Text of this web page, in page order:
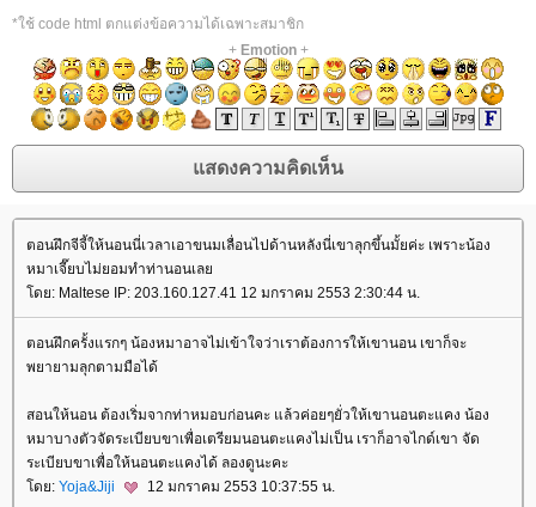
*ใช้ code html ตกแต่งข้อความได้เฉพาะสมาชิก
+ Emotion+
ตอนฝึกจีจี้ให้นอนนี่เวลาเอาขนมเลื่อนไปด้านหลังนี่เขาลุกขึ้นมั้ยค่ะ เพราะน้อง
หมาเจี๊ยบไม่ยอมทำท่านอนเล
ดย: Maltese IP: 203.160.127.41 12 มกราคม 2553 2:30:44 น.
ตอนฝึกครั้งแรกๆ น้องหมาอาจไม่เข้าใจว่าเราต้องการให้เขานอน เขาก็จะ
พยายามลุกตามมือได้
สอนให้นอน ต้องเริ่มจากท่าหมอบก่อนคะ แล้วค่อยๆยั่วให้เขานอนตะแคง น้อง
หมาบางตัวจัดระเบียบขาเพื่อเตรียมนอนตะแคงไม่เป็น เราก็อาจไกด์เขา จัด
ระเบียบขาเพื่อให้นอนตะแคงได้ ลองดูนะคะ
ดย: Yoja&Jiji 12 มกราคม 2553 10:37:55 น.